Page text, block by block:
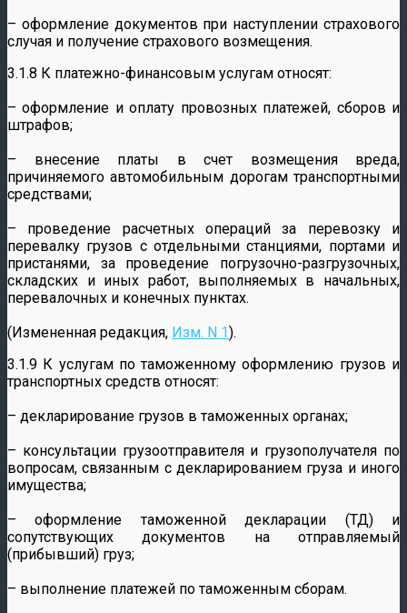
– оформление документов при наступлении страхового
случая и получение страхового возмещения.
3.1.8 К платежно-финансовым услугам относят:
– оформление и оплату провозных платежей, сборов и
штрафов;
– внесение платы в счет возмещения вреда,
причиняемого автомобильным дорогам транспортными
средствами;
– проведение расчетных операций за перевозку и
перевалку грузов с отдельными станциями, портами и
пристанями, за проведение погрузочно-разгрузочных,
складских и иных работ, выполняемых в начальных,
перевалочных и конечных пунктах.
(Измененная редакция, Изм. N 1).
3.1.9 К услугам по таможенному оформлению грузов и
транспортных средств относят:
– декларирование грузов в таможенных органах;
– консультации грузоотправителя и грузополучателя по
вопросам, связанным с декларированием груза и иного
имущества;
– оформление таможенной декларации (ТД) и
сопутствующих документов на отправляемый
(прибывший) груз;
– выполнение платежей по таможенным сборам.